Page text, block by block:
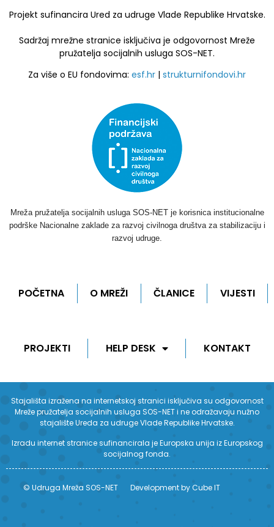
Projekt sufinancira Ured za udruge Vlade Republike Hrvatske.
Sadržaj mrežne stranice isključiva je odgovornost Mreže
pružatelja socijalnih usluga SOS-NET.
Za više o EU fondovima: esf.hr | strukturnifondovi.hr
Mreža pružatelja socijalnih usluga SOS-NET je korisnica institucionalne
podrške Nacionalne zaklade za razvoj civilnoga društva za stabilizaciju i
razvoj udruge.
POČETNA O MREŽI ČLANICE VIJESTI
PROJEKTI HELP DESK KONTAKT
Stajališta izražena na internetskoj stranici isključiva su odgovornost
Mreže pružatelja socijalnih usluga SOS-NET i ne odražavaju nužno
stajalište Ureda za udruge Vlade Republike Hrvatske.
Izradu internet stranice sufinancirala je Europska unija iz Europskog
socijalnog fonda.
© Udruga Mreža SOS-NET Development by Cube IT